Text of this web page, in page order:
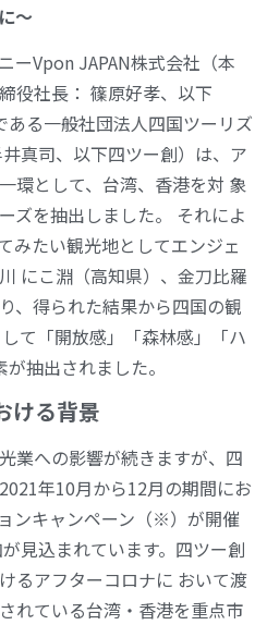
〜
ーVpon JAPAN株式会社（本
役社長： 篠原好孝、以下
る一般社団法人四国ツーリズ
真司、以下四ツー創）は、ア
環として、台湾、香港を対 象
ズを抽出しました。 それによ
みたい観光地としてエンジェ
にこ淵（高知県）、金刀比羅
、得られた結果から四国の観
て「開放感」「森林感」「ハ
抽出されました。
ける背景
業への影響が続きますが、四
年10月から12月の期間にお
ンキャンペーン（※）が開催
見込まれています。四ツー創
るアフターコロナに おいて渡
れている台湾・香港を重点市